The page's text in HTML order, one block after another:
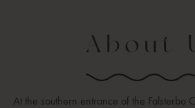
About
At the southern entrance of the Falsterbo